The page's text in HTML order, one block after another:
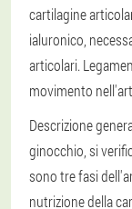
cartilagine
ialuronico,
articolari.
movimento
Descrizione
ginocchio, si
sono tre fasi
nutrizione della